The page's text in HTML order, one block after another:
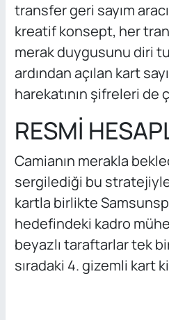
transfer geri sayım
kreatif konsept, her
merak duygusunu diri
ardından açılan kart
harekatının şifreleri de
RESMİ
Camianın merakla
sergilediği bu
kartla birlikte
hedefindeki kadro
beyazlı taraftarlar tek
sıradaki 4. gizemli kart